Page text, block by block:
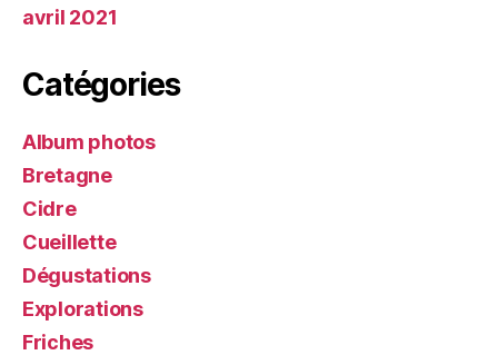
avril 2021
Catégories
Album photos
Bretagne
Cidre
Cueillette
Dégustations
Explorations
Friches